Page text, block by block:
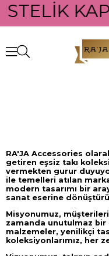
RA'JA Accessories
getiren eşsiz takı
vermekten gurur
ile temelleri atılan
modern tasarımı bir
sanat eserine
Misyonumuz,
zamanda unutulmaz bir
malzemeler, yenilikçi
koleksiyonlarımız, her